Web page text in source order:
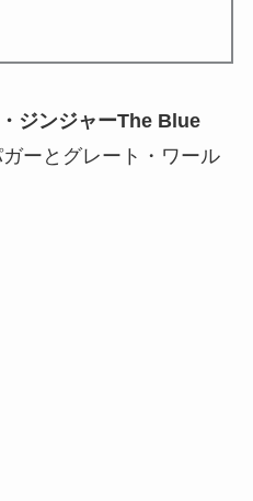
ジンジャーThe Blue
ーとグレート・ワール